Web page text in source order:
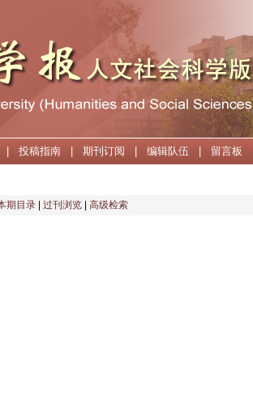
投稿指南 期刊订阅 编辑队伍 留言板
期目录
过刊浏览 高级检索